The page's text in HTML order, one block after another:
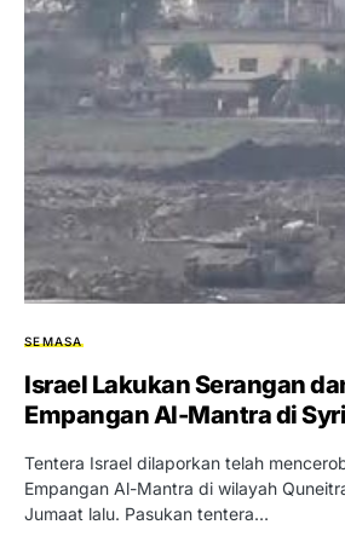
SEMASA
Israel Lakukan Serangan
Empangan Al-Mantra di
Tentera Israel dilaporkan telah
Empangan Al-Mantra di wilayah
Jumaat lalu. Pasukan tentera…